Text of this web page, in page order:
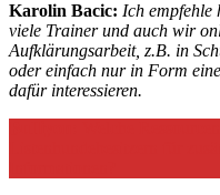
Karolin Bacic: Ich empfehle
viele Trainer und auch wir
Aufklärungsarbeit, z.B. in
oder einfach nur in Form
dafür interessieren.